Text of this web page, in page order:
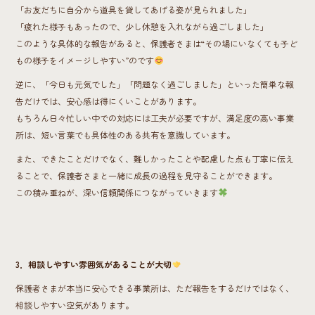
「お友だちに自分から道具を貸してあげる姿が見られました」
「疲れた様子もあったので、少し休憩を入れながら過ごしました」
このような具体的な報告があると、保護者さまは“その場にいなくても子ど
もの様子をイメージしやすい”のです
逆に、「今日も元気でした」「問題なく過ごしました」といった簡単な報
告だけでは、安心感は得にくいことがあります。
もちろん日々忙しい中での対応には工夫が必要ですが、満足度の高い事業
所は、短い言葉でも具体性のある共有を意識しています。
また、できたことだけでなく、難しかったことや配慮した点も丁寧に伝え
ることで、保護者さまと一緒に成長の過程を見守ることができます。
この積み重ねが、深い信頼関係につながっていきます
3．相談しやすい雰囲気があることが大切
保護者さまが本当に安心できる事業所は、ただ報告をするだけではなく、
相談しやすい空気があります。